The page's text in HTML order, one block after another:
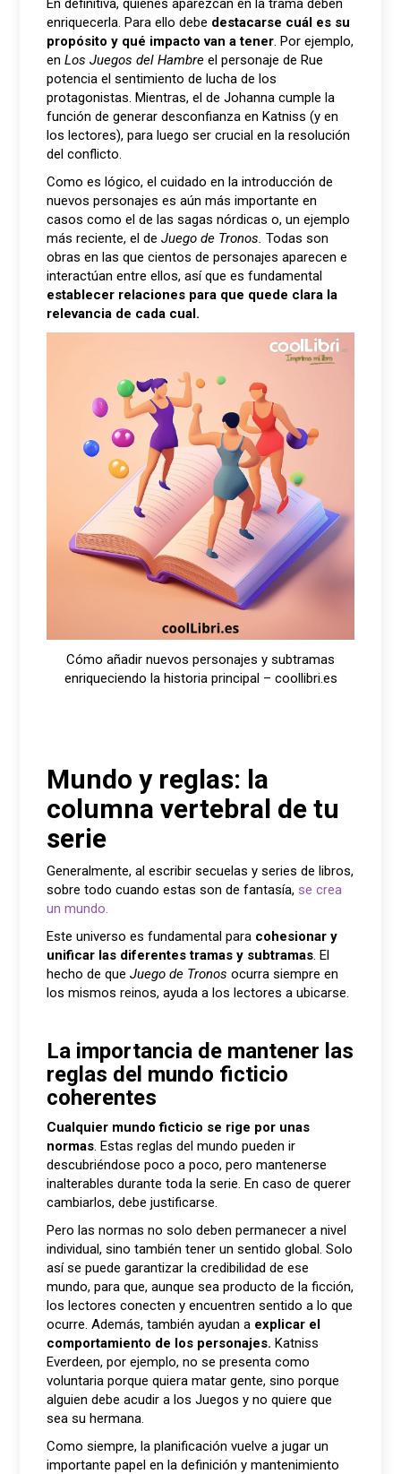
En definitiva, quienes aparezcan en la trama deben
enriquecerla. Para ello debe destacarse cuál es su
propósito y qué impacto van a tener. Por ejemplo,
enLosJuegos del Hambre el personaje de Rue
potencia el sentimiento de lucha de los
protagonistas. Mientras, el de Johanna cumple la
función de generar desconfianza en Katniss (y en
los lectores), para luego ser crucial en la resolución
del conflicto.
Como es lógico, el cuidado en la introducción de
nuevos personajes es aún más importante en
casos como el de las sagas nórdicas o, un ejemplo
más reciente, el deJuego de Tronos.Todas son
obras en las que cientos de personajes aparecen e
interactúan entre ellos, así que es fundamental
establecer relaciones para que quede clara la
relevancia de cada cual.
Cómo añadir nuevos personajes y subtramas
enriqueciendo la historia principal – coollibri.es
Mundo y reglas: la
columna vertebral de tu
serie
Generalmente, al escribir secuelas y series de libros,
sobre todo cuando estas son de fantasía, se crea
un mundo.
Este universo es fundamental para cohesionar y
unificar las diferentes tramas y subtramas. El
hecho de queJuego de Tronos ocurra siempre en
los mismos reinos, ayuda a los lectores a ubicarse.
La importancia de mantener las
reglas del mundo ficticio
coherentes
Cualquier mundo ficticio se rige por unas
normas. Estas reglas del mundo pueden ir
descubriéndose poco a poco, pero mantenerse
inalterables durante toda la serie. En caso de querer
cambiarlos, debe justificarse.
Pero las normas no solo deben permanecer a nivel
individual, sino también tener un sentido global. Solo
así se puede garantizar la credibilidad de ese
mundo, para que, aunque sea producto de la ficción,
los lectores conecten y encuentren sentido a lo que
ocurre. Además, también ayudan a explicar el
comportamiento de los personajes. Katniss
Everdeen, por ejemplo, no se presenta como
voluntaria porque quiera matar gente, sino porque
alguien debe acudir a los Juegos y no quiere que
sea su hermana.
Como siempre, la planificación vuelve a jugar un
importante papel en la definición y mantenimiento